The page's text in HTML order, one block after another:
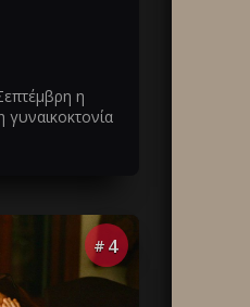
η
γυναικοκτονία
# 4